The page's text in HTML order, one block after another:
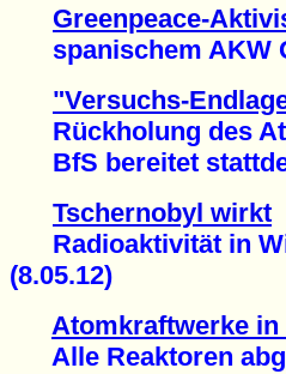
Greenpeace-
spanischem AKW
"Versuchs-
Rückholung des
BfS bereitet
Tschernobyl wirkt
Radioaktivität in
(8.05.12)
Atomkraftwerke in
Alle Reaktoren